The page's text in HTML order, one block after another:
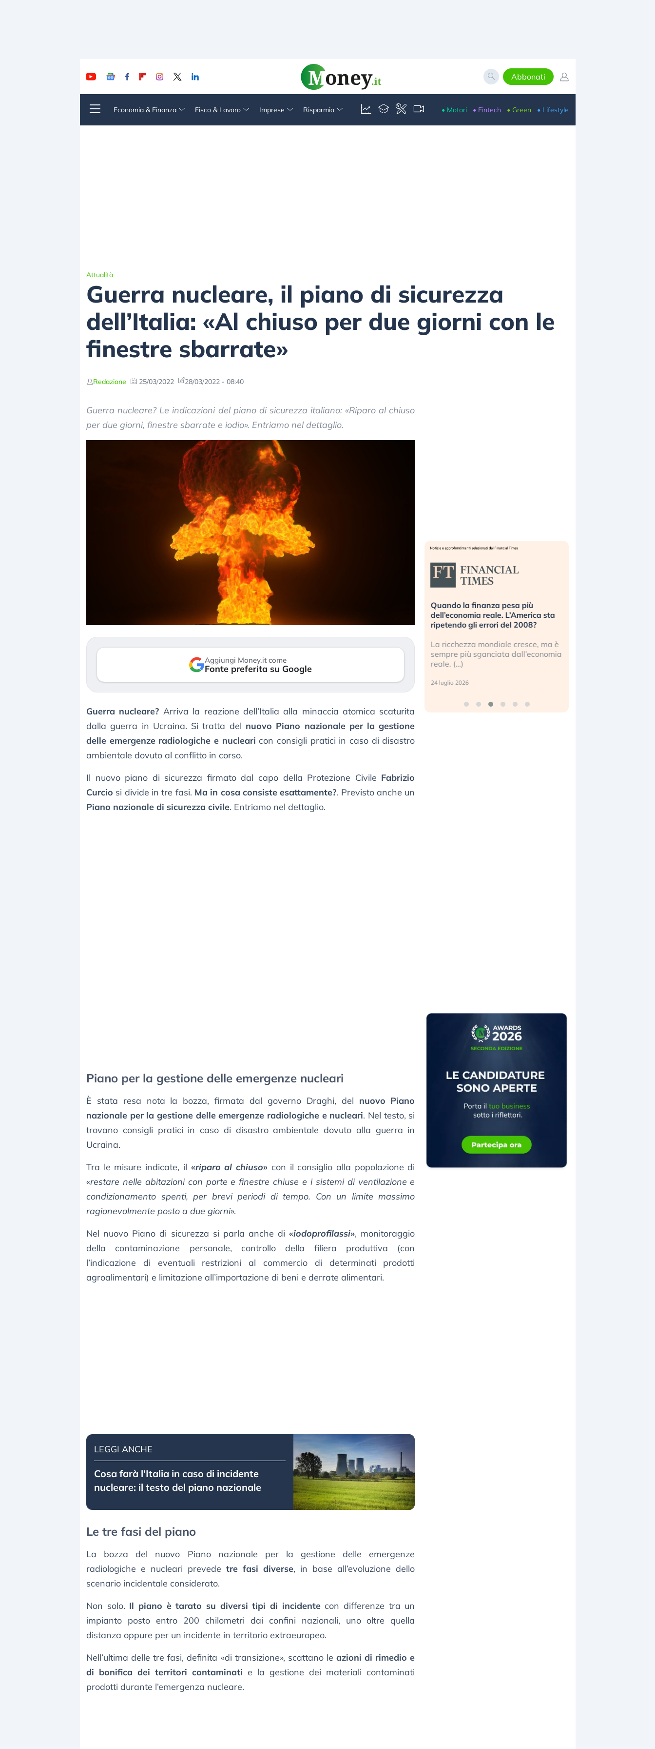
Abbonati
Economia & Finanza Fisco & Lavoro Imprese Risparmio • Motori • Fintech • Green • Lifestyle
Attualità
Guerra nucleare, il piano di sicurezza
dell’Italia: «Al chiuso per due giorni con le
finestre sbarrate»
Redazione 25/03/2022 28/03/2022 - 08:40
Guerra nucleare? Le indicazioni del piano di sicurezza italiano: «Riparo al chiuso
per due giorni, finestre sbarrate e iodio». Entriamo nel dettaglio.
Aggiungi Money.it come
Fonte preferita su Google
Guerra nucleare? Arriva la reazione dell’Italia alla minaccia atomica scaturita
dalla guerra in Ucraina. Si tratta del nuovo Piano nazionale per la gestione
delle emergenze radiologiche e nucleari con consigli pratici in caso di disastro
ambientale dovuto al conflitto in corso.
Il nuovo piano di sicurezza firmato dal capo della Protezione Civile Fabrizio
Curcio si divide in tre fasi. Ma in cosa consiste esattamente?. Previsto anche un
Piano nazionale di sicurezza civile. Entriamo nel dettaglio.
Piano per la gestione delle emergenze nucleari
È stata resa nota la bozza, firmata dal governo Draghi, del nuovo Piano
nazionale per la gestione delle emergenze radiologiche e nucleari. Nel testo, si
trovano consigli pratici in caso di disastro ambientale dovuto alla guerra in
Ucraina.
Tra le misure indicate, il «riparo al chiuso» con il consiglio alla popolazione di
«restare nelle abitazioni con porte e finestre chiuse e i sistemi di ventilazione e
condizionamento spenti, per brevi periodi di tempo. Con un limite massimo
ragionevolmente posto a due giorni».
Nel nuovo Piano di sicurezza si parla anche di«iodoprofilassi», monitoraggio
della contaminazione personale, controllo della filiera produttiva (con
l’indicazione di eventuali restrizioni al commercio di determinati prodotti
agroalimentari) e limitazione all’importazione di beni e derrate alimentari.
LEGGI ANCHE
Cosa farà l’Italia in caso di incidente
nucleare: il testo del piano nazionale
Le tre fasi del piano
La bozza del nuovo Piano nazionale per la gestione delle emergenze
radiologiche e nucleari prevedetre fasi diverse, in base all’evoluzione dello
scenario incidentale considerato.
Non solo. Il piano è tarato su diversi tipi di incidentecon differenze tra un
impianto posto entro 200 chilometri dai confini nazionali, uno oltre quella
distanza oppure per un incidente in territorio extraeuropeo.
Nell’ultima delle tre fasi, definita «di transizione», scattano leazioni di rimedio e
di bonifica dei territori contaminati e la gestione dei materiali contaminati
prodotti durante l’emergenza nucleare.
Dalle valutazioni estreme alla
correzione. Cosa sta guidando il
repricing degli asset?
3 agosto 2026
della bolla AI
Kospi, mentre gli investitori retail (…)
30 luglio 2026
Quando la finanza pesa più
dell’economia reale. L’America sta
ripetendo gli errori del 2008?
La ricchezza mondiale cresce, ma è
sempre più sganciata dall’economia
reale. (…)
24 luglio 2026